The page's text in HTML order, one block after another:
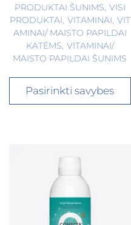
PRODUKTAI ŠUNIMS VISI
PRODUKTAI VITAMINAI VIT
AMINAI/ MAISTO PAPILDAI
KATĖMS VITAMINAI/
MAISTO PAPILDAI ŠUNIMS
Pasirinkti savybes